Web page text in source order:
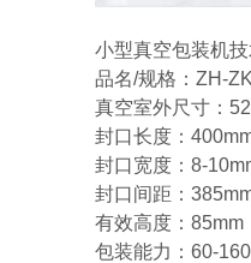
小型真空包装机
品名/规格：ZH-
真空室外尺寸：
封口长度：
封口宽度：8-
封口间距：
有效高度：85mm
包装能力：60-